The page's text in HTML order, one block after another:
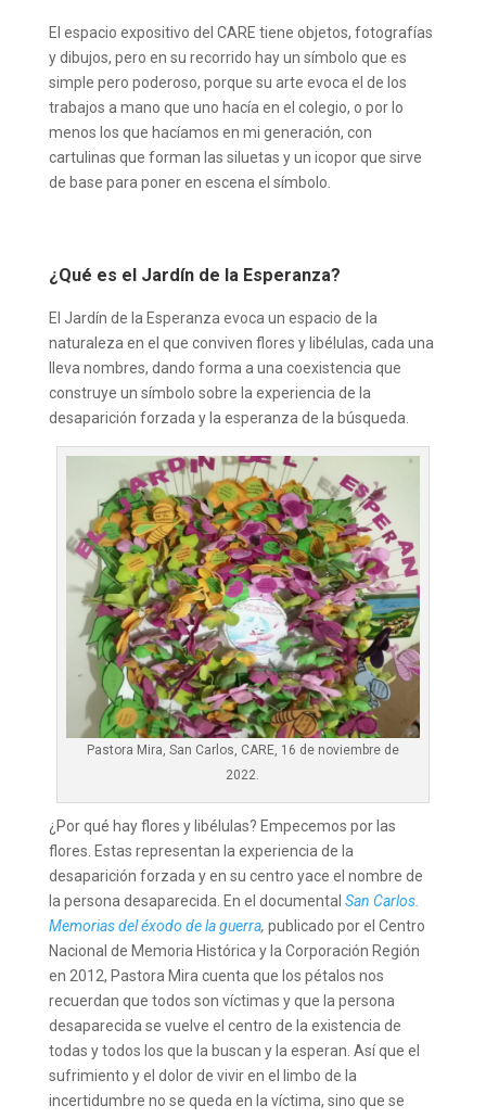
El espacio expositivo del CARE tiene objetos, fotografías
y dibujos, pero en su recorrido hay un símbolo que es
simple pero poderoso, porque su arte evoca el de los
trabajos a mano que uno hacía en el colegio, o por lo
menos los que hacíamos en mi generación, con
cartulinas que forman las siluetas y un icopor que sirve
de base para poner en escena el símbolo.
¿Qué es el Jardín de la Esperanza?
El Jardín de la Esperanza evoca un espacio de la
naturaleza en el que conviven flores y libélulas, cada una
lleva nombres, dando forma a una coexistencia que
construye un símbolo sobre la experiencia de la
desaparición forzada y la esperanza de la búsqueda.
Pastora Mira, San Carlos, CARE, 16 de noviembre de
2022.
¿Por qué hay flores y libélulas? Empecemos por las
flores. Estas representan la experiencia de la
desaparición forzada y en su centro yace el nombre de
la persona desaparecida. En el documental San Carlos.
Memorias del éxodo de la guerra, publicado por el Centro
Nacional de Memoria Histórica y la Corporación Región
en 2012, Pastora Mira cuenta que los pétalos nos
recuerdan que todos son víctimas y que la persona
desaparecida se vuelve el centro de la existencia de
todas y todos los que la buscan y la esperan. Así que el
sufrimiento y el dolor de vivir en el limbo de la
incertidumbre no se queda en la víctima, sino que se